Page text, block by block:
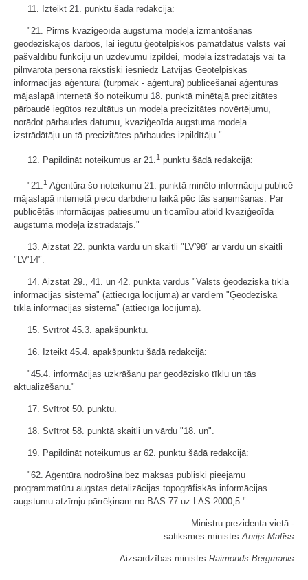
11. Izteikt 21. punktu šādā redakcijā:
"21. Pirms kvaziģeoīda augstuma modeļa izmantošanas
ģeodēziskajos darbos, lai iegūtu ģeotelpiskos pamatdatus valsts vai
pašvaldību funkciju un uzdevumu izpildei, modeļa izstrādātājs vai tā
pilnvarota persona rakstiski iesniedz Latvijas Ģeotelpiskās
informācijas aģentūrai (turpmāk - aģentūra) publicēšanai aģentūras
mājaslapā internetā šo noteikumu 18. punktā minētajā precizitātes
pārbaudē iegūtos rezultātus un modeļa precizitātes novērtējumu,
norādot pārbaudes datumu, kvaziģeoīda augstuma modeļa
izstrādātāju un tā precizitātes pārbaudes izpildītāju."
12. Papildināt noteikumus ar 21.1 punktu šādā redakcijā:
"21. 1 Aģentūra šo noteikumu 21. punktā minēto informāciju publicē
mājaslapā internetā piecu darbdienu laikā pēc tās saņemšanas. Par
publicētās informācijas patiesumu un ticamību atbild kvaziģeoīda
augstuma modeļa izstrādātājs."
13. Aizstāt 22. punktā vārdu un skaitli "LV'98" ar vārdu un skaitli
"LV'14".
14. Aizstāt 29., 41. un 42. punktā vārdus "Valsts ģeodēziskā tīkla
informācijas sistēma" (attiecīgā locījumā) ar vārdiem "Ģeodēziskā
tīkla informācijas sistēma" (attiecīgā locījumā).
15. Svītrot 45.3. apakšpunktu.
16. Izteikt 45.4. apakšpunktu šādā redakcijā:
"45.4. informācijas uzkrāšanu par ģeodēzisko tīklu un tās
aktualizēšanu."
17. Svītrot 50. punktu.
18. Svītrot 58. punktā skaitli un vārdu "18. un".
19. Papildināt noteikumus ar 62. punktu šādā redakcijā:
"62. Aģentūra nodrošina bez maksas publiski pieejamu
programmatūru augstas detalizācijas topogrāfiskās informācijas
augstumu atzīmju pārrēķinam no BAS-77 uz LAS-2000,5."
Ministru prezidenta vietā -
satiksmes ministrs Anrijs Matīss
Aizsardzības ministrs Raimonds Bergmanis